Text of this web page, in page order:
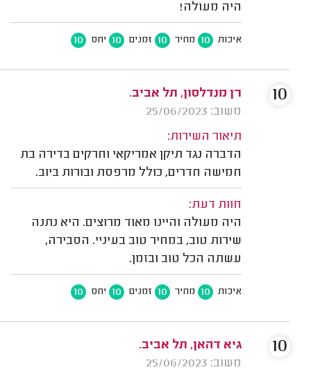
היה מעולה!
איכות 10 מחיר 10 זמנים 10 יחס 10
רן מנדלסון, תל אביב.
משוב: 25/06/2023
תיאור השירות:
הדברה נגד תיקן אמריקאי וחרקים בדירה בת
חמישה חדרים, כולל מרפסת ובורות ביוב.
חוות דעת:
היה מעולה והיינו מאוד מרוצים. היא נתנה
שירות טוב, במחיר טוב בעיניי. הסבירה,
עשתה הכל טוב ובזמן.
איכות 10 מחיר 10 זמנים 10 יחס 10
10
גיא דהאן, תל אביב.
משוב: 25/06/2023
10